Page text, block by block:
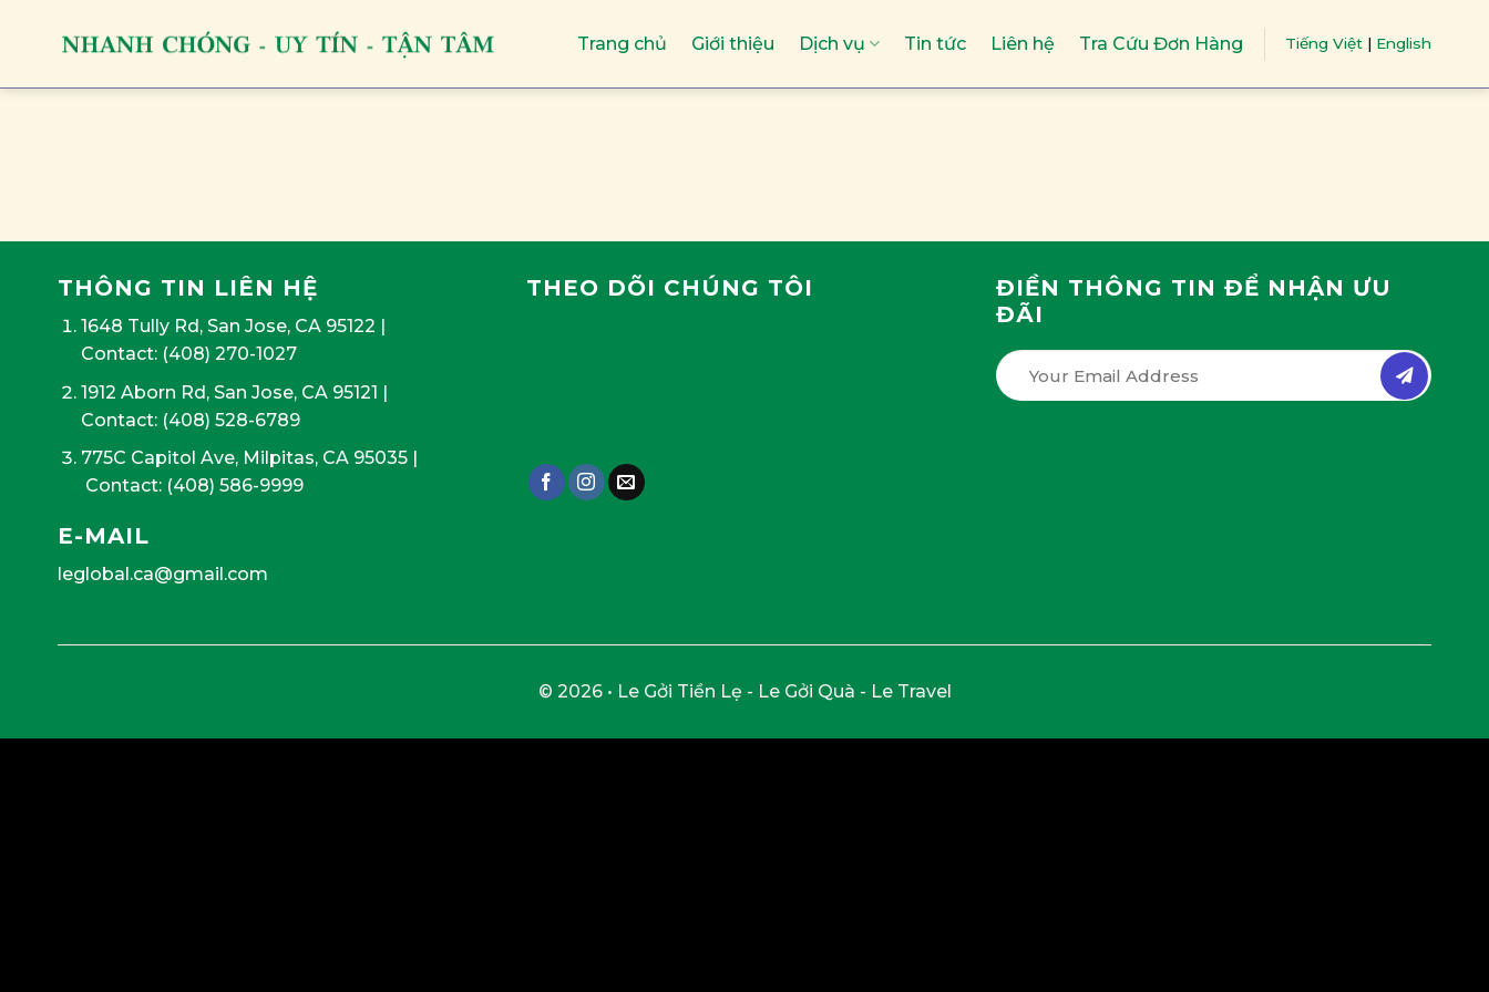
Trang chủ Giới thiệu Dịch vụ Tin tức Liên hệ Tra Cứu Đơn Hàng Tiếng Việt | English
THÔNG TIN LIÊN HỆ
1648 Tully Rd, San Jose, CA 95122 |
Contact: (408) 270-1027
1912 Aborn Rd, San Jose, CA 95121 |
Contact: (408) 528-6789
775C Capitol Ave, Milpitas, CA 95035|
Contact: (408) 586-9999
E-MAIL
leglobal.ca@gmail.com
THEO DÕI CHÚNG TÔI
ĐIỀN THÔNG TIN ĐỂ NHẬN ƯU
ĐÃI
© 2026 • Le Gởi Tiền Lẹ - Le Gởi Quà - Le Travel